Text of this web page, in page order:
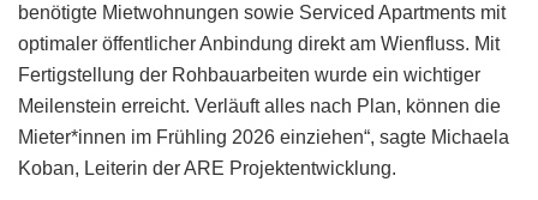
benötigte Mietwohnungen sowie Serviced Apartments mit
optimaler öffentlicher Anbindung direkt am Wienfluss. Mit
Fertigstellung der Rohbauarbeiten wurde ein wichtiger
Meilenstein erreicht. Verläuft alles nach Plan, können die
Mieter*innen im Frühling 2026 einziehen“, sagte Michaela
Koban, Leiterin der ARE Projektentwicklung.